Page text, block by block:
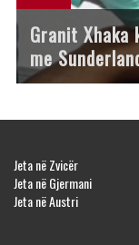
Granit
me
Jeta në Zvicër
Jeta në Gjermani
Jeta në Austri